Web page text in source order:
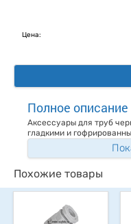
Цена:
Полное описание
Аксессуары для труб
гладкими и
Похожие товары